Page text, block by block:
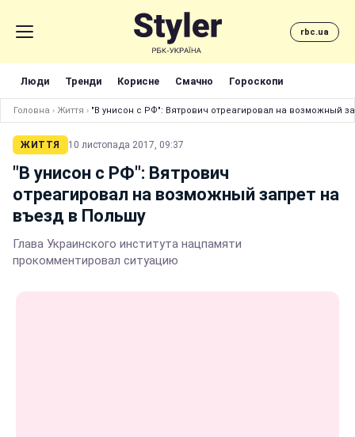
rbc.ua
Люди Тренди Корисне Смачно Гороскопи
Головна › Життя › "В унисон с РФ": Вятрович отреагировал на возможный
ЖИТТЯ 10 листопада 2017, 09:37
"В унисон с РФ": Вятрович
отреагировал на возможный запрет на
въезд в Польшу
Глава Украинского института нацпамяти
прокомментировал ситуацию